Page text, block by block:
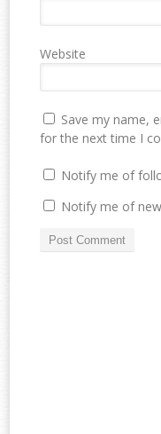
Website
Save my name,
for the next time I
Notify me of
Notify me of